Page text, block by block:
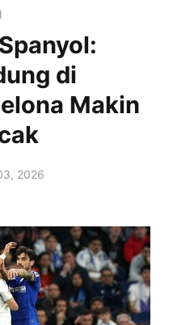
di
Makin
2026